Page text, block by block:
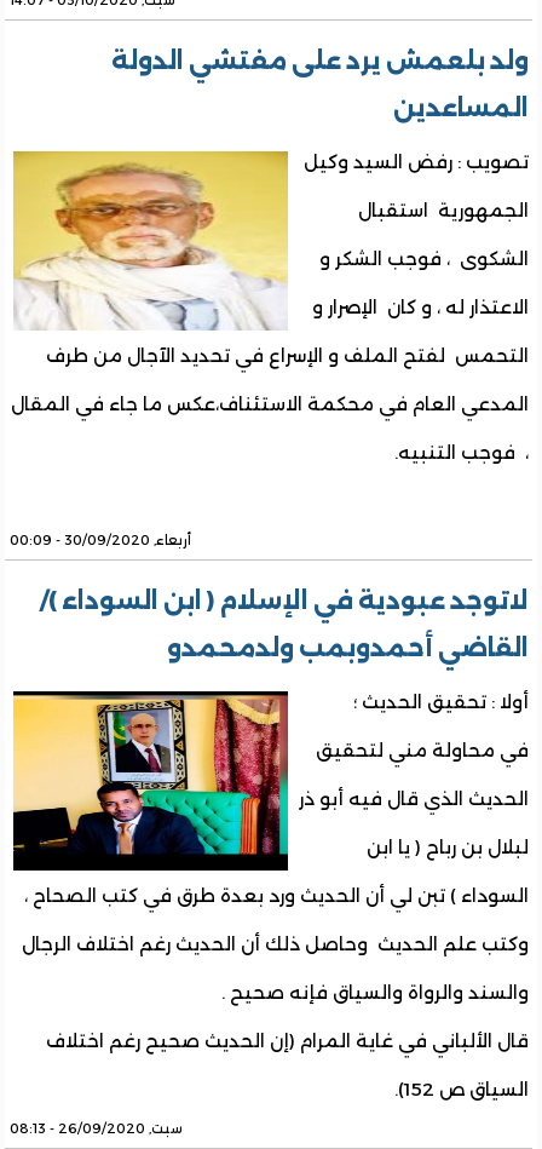
ولد بلعمش يرد على مفتشي الدولة
المساعدين
تصويب : رفض السيد وكيل
الجمهورية استقبال
الشكوى ، فوجب الشكر و
الاعتذار له ، و كان الإصرار و
التحمس لفتح الملف و الإسراع في تحديد الآجال من طرف
المدعي العام في محكمة الاستئناف،عكس ما جاء في المقال
، فوجب التنبيه.
أربعاء, 30/09/2020 - 00:09
لاتوجد عبودية في الإسلام ( ابن السوداء )/
القاضي أحمدوبمب ولدمحمدو
أولا : تحقيق الحديث ؛
في محاولة مني لتحقيق
الحديث الذي قال فيه أبو ذر
لبلال بن رباح ( يا ابن
السوداء ) تبن لي أن الحديث ورد بعدة طرق في كتب الصحاح ،
وكتب علم الحديث وحاصل ذلك أن الحديث رغم اختلاف الرجال
والسند والرواة والسياق فإنه صحيح .
قال الألباني في غاية المرام (إن الحديث صحيح رغم اختلاف
السياق ص 152).
سبت, 26/09/2020 - 08:13